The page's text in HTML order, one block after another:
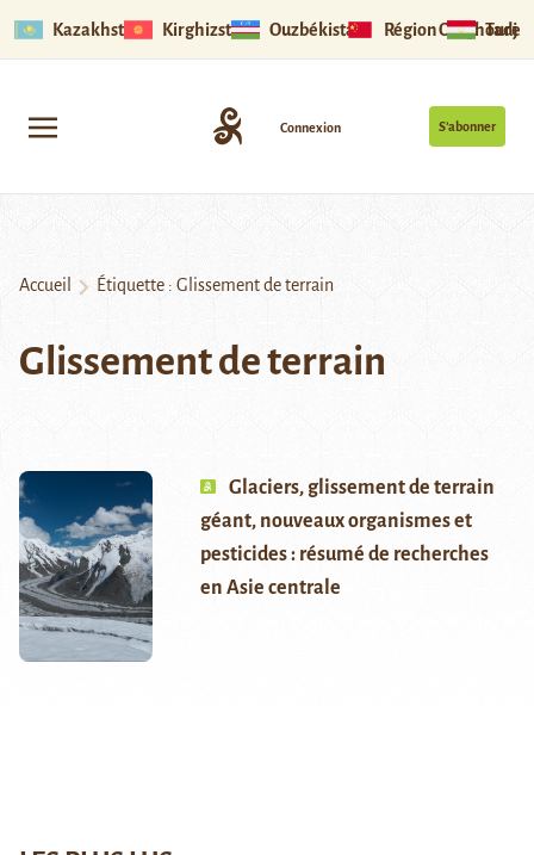
Kazakhstan Kirghizstan Ouzbékistan Région Ouïghoure
S’abonner
Connexion
Accueil Étiquette : Glissement de terrain
Glissement de terrain
Glaciers, glissement de terrain
géant, nouveaux organismes et
pesticides : résumé de recherches
en Asie centrale